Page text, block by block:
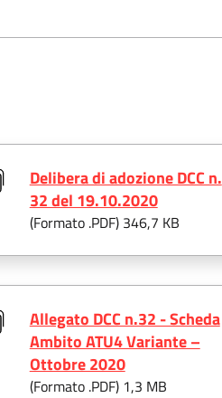
Delibera di adozione DCC n.
32 del 19.10.2020
(Formato .PDF) 346,7 KB
Allegato DCC n.32 - Scheda
Ambito ATU4 Variante –
Ottobre 2020
(Formato .PDF) 1,3 MB